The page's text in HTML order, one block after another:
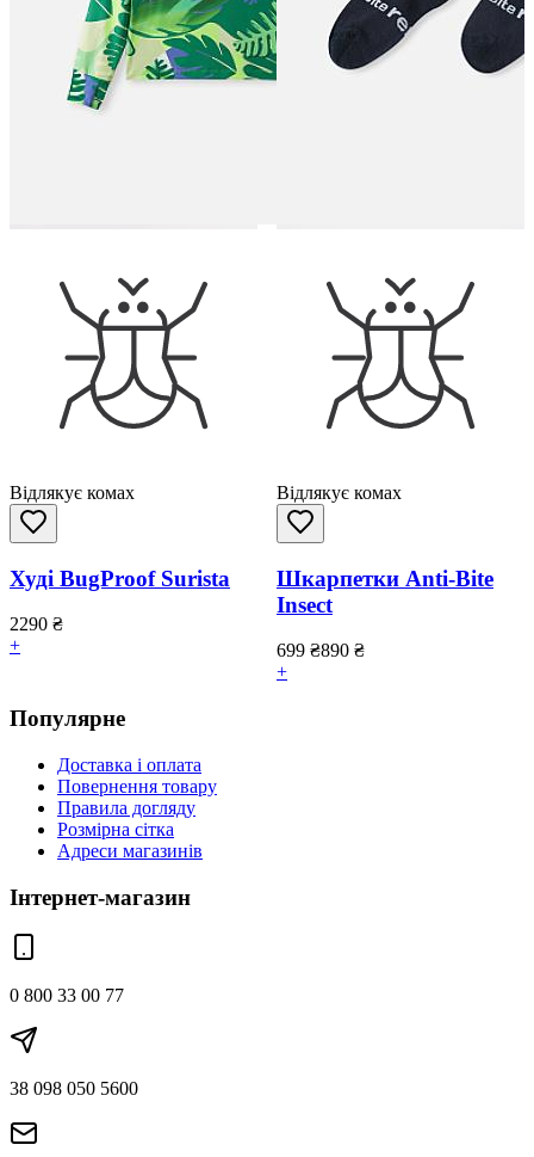
Відлякує комах
Худі BugProof Surista
2290 ₴
+
Відлякує комах
Шкарпетки Anti-Bite
Insect
699 ₴890 ₴
+
Популярне
Доставка і оплата
Повернення товару
Правила догляду
Розмірна сітка
Адреси магазинів
Інтернет-магазин
0 800 33 00 77
38 098 050 5600